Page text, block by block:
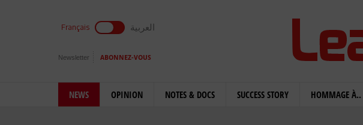
Français العربية
Newsletter ABONNEZ-VOUS
NEWS OPINION NOTES & DOCS SUCCESS STORY HOMMAGE À..